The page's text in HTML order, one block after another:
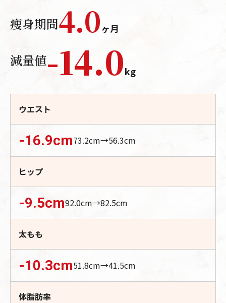
痩身期間4.0ヶ月
減量値-14.0kg
ウエスト
-16.9cm73.2cm→56.3cm
ヒップ
-9.5cm92.0cm→82.5cm
太もも
-10.3cm51.8cm→41.5cm
体脂肪率